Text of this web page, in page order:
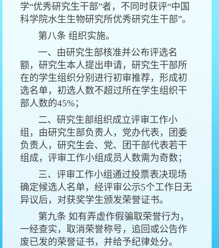
学“优秀研究生干部”者，不同时获评“中国
科学院水生生物研究所优秀研究生干部”。
第八条 组织实施。
一、由研究生部核准并公布评选名
额，研究生本人提出申请，研究生干部所
在的学生组织分别进行初审推荐，形成初
选名单，初选人数不超过所在学生组织干
部人数的45%；
二、研究生部组织成立评审工作小
组，由研究生部负责人，党办代表，团委
负责人，研究生会、党、团干部代表若干
组成，评审工作小组成员人数需为奇数；
三、评审工作小组通过投票表决现场
确定候选人名单，经评审公示5个工作日无
异议后，对获奖学生颁发荣誉证书。
第九条 如有弄虚作假骗取荣誉行为，
一经查实，取消荣誉称号，追回或公告作
废已发的荣誉证书，并给予纪律处分。